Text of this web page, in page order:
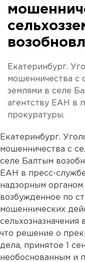
Екатеринбург.
мошенничества с
землями в селе
агентству ЕАН в
прокуратуры.
Екатеринбург.
мошенничества с
селе Балтым
ЕАН в пресс-
надзорным органом
возбужденное по
мошеннических
сельхозназначения
что решение о
дела, принятое 1
необоснованным и